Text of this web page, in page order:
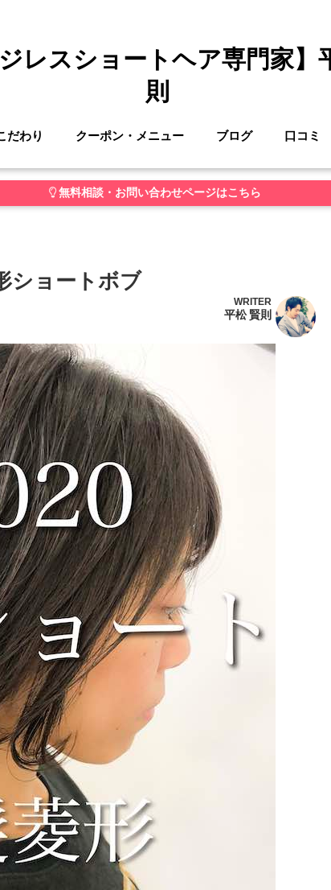
ジレスショートヘア専門家】
則
だわり クーポン・メニュー ブログ 口コミ
無料相談・お問い合わせページはこちら
ショートボブ
WRITER
平松 賢則